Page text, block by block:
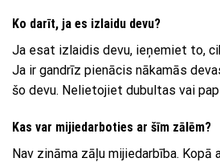
Ko darīt, ja es izlaidu devu?
Ja esat izlaidis devu, ieņemiet to,
Ja ir gandrīz pienācis nākamās
šo devu. Nelietojiet dubultas vai
Kas var mijiedarboties ar šīm zālēm?
Nav zināma zāļu mijiedarbība. Kopā